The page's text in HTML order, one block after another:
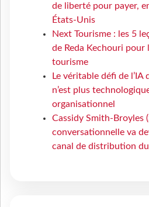
de liberté pour payer,
États-Unis
Next Tourisme : les 5
de Reda Kechouri pour
tourisme
Le véritable défi de l’IA
n’est plus
organisationnel
Cassidy Smith-Broyles
conversationnelle va
canal de distribution